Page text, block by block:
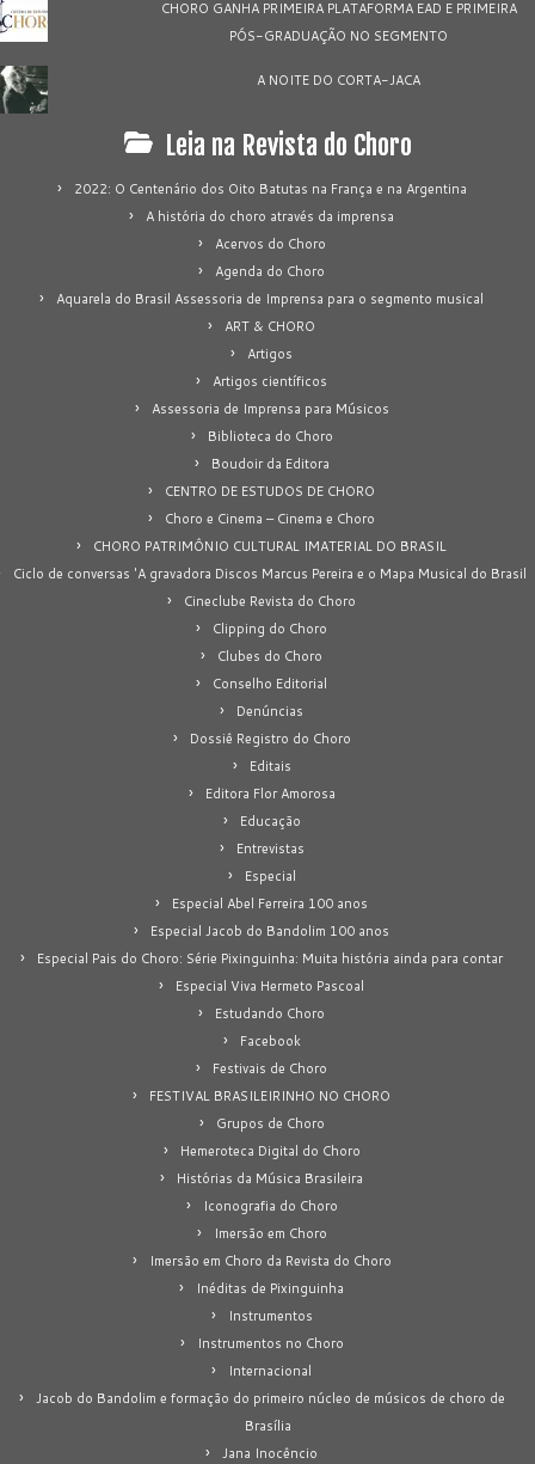
CHORO GANHA PRIMEIRA PLATAFORMA EAD E PRIMEIRA
PÓS-GRADUAÇÃO NO SEGMENTO
A NOITE DO CORTA-JACA
Leia na Revista do Choro
2022: O Centenário dos Oito Batutas na França e na Argentina
A história do choro através da imprensa
Acervos do Choro
Agenda do Choro
Aquarela do Brasil Assessoria de Imprensa para o segmento musical
ART & CHORO
Artigos
Artigos científicos
Assessoria de Imprensa para Músicos
Biblioteca do Choro
Boudoir da Editora
CENTRO DE ESTUDOS DE CHORO
Choro e Cinema – Cinema e Choro
CHORO PATRIMÔNIO CULTURAL IMATERIAL DO BRASIL
Ciclo de conversas 'A gravadora Discos Marcus Pereira e o Mapa Musical do Brasil
Cineclube Revista do Choro
Clipping do Choro
Clubes do Choro
Conselho Editorial
Denúncias
Dossiê Registro do Choro
Editais
Editora Flor Amorosa
Educação
Entrevistas
Especial
Especial Abel Ferreira 100 anos
Especial Jacob do Bandolim 100 anos
Especial Pais do Choro: Série Pixinguinha: Muita história ainda para contar
Especial Viva Hermeto Pascoal
Estudando Choro
Facebook
Festivais de Choro
FESTIVAL BRASILEIRINHO NO CHORO
Grupos de Choro
Hemeroteca Digital do Choro
Histórias da Música Brasileira
Iconografia do Choro
Imersão em Choro
Imersão em Choro da Revista do Choro
Inéditas de Pixinguinha
Instrumentos
Instrumentos no Choro
Internacional
Jacob do Bandolim e formação do primeiro núcleo de músicos de choro de
Brasília
Jana Inocêncio